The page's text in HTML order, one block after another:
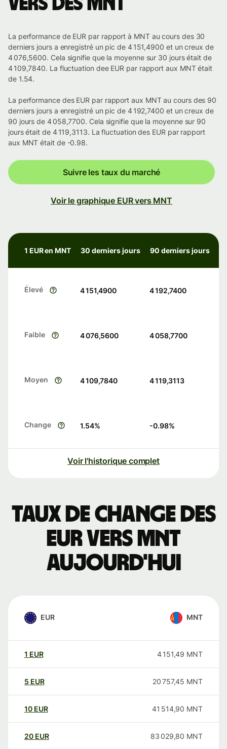
vers des MNT
La performance de EUR par rapport à MNT au cours des 30
derniers jours a enregistré un pic de 4 151,4900 et un creux de
4 076,5600. Cela signifie que la moyenne sur 30 jours était de
4 109,7840. La fluctuation dee EUR par rapport aux MNT était
de 1.54.
La performance des EUR par rapport aux MNT au cours des 90
derniers jours a enregistré un pic de 4 192,7400 et un creux de
90 jours de 4 058,7700. Cela signifie que la moyenne sur 90
jours était de 4 119,3113. La fluctuation des EUR par rapport
aux MNT était de -0.98.
Suivre les taux du marché
Voir le graphique EUR vers MNT
1 EUR en MNT 30 derniers jours 90 derniers jours
Élevé 4 151,4900 4 192,7400
Faible 4 076,5600 4 058,7700
Moyen 4 109,7840 4 119,3113
Change 1.54% -0.98%
Voir l'historique complet
Taux de change des
EUR vers MNT
aujourd'hui
EUR MNT
1 EUR 4 151,49 MNT
5 EUR 20 757,45 MNT
10 EUR 41 514,90 MNT
20 EUR 83 029,80 MNT